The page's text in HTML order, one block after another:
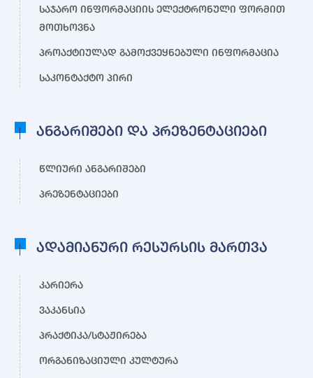
საჯარო ინფორმაციის ელექტრონული ფორმით
მოთხოვნა
პროაქტიულად გამოქვეყნებული ინფორმაცია
საკონტაქტო პირი
ანგარიშები და პრეზენტაციები
წლიური ანგარიშები
პრეზენტაციები
ადამიანური რესურსის მართვა
კარიერა
ვაკანსია
პრაქტიკა/სტაჟირება
ორგანიზაციული კულტურა